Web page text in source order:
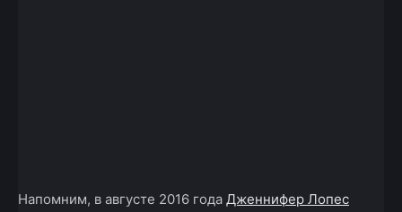
Напомним, в августе 2016 года Дженнифер Лопес